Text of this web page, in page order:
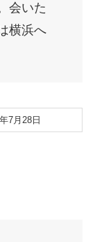
会いた
横浜へ
7月28日